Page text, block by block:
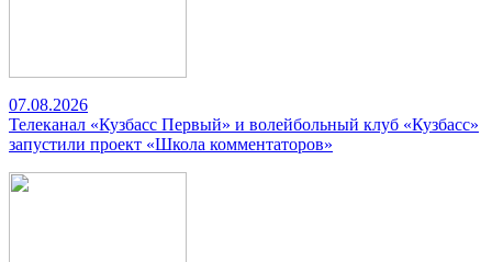
07.08.2026
Телеканал «Кузбасс Первый» и волейбольный клуб «Кузбасс»
запустили проект «Школа комментаторов»